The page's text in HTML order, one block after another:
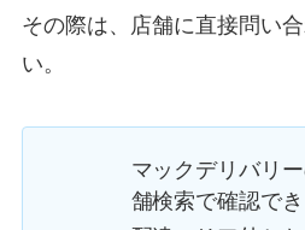
その際は、店舗に直接問い
い。
マックデリバリ
舗検索で確認で